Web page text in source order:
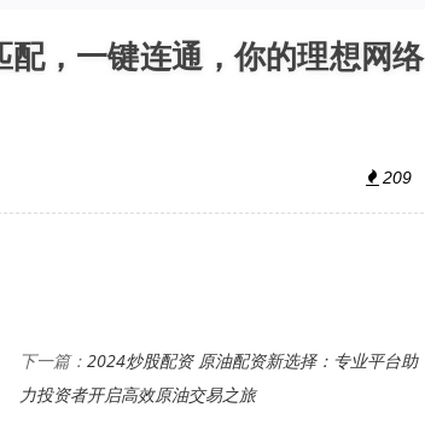
，一键连通，你的理想网络
209
下一篇： 2024炒股配资 原油配资新选择：专业平台助
力投资者开启高效原油交易之旅